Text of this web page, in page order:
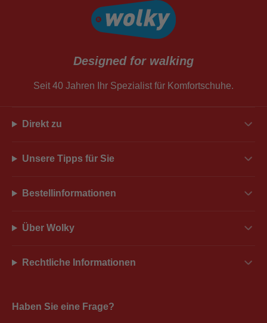
Designed for walking
Seit 40 Jahren Ihr Spezialist für Komfortschuhe.
Direkt zu
Unsere Tipps für Sie
Bestellinformationen
Über Wolky
Rechtliche Informationen
Haben Sie eine Frage?